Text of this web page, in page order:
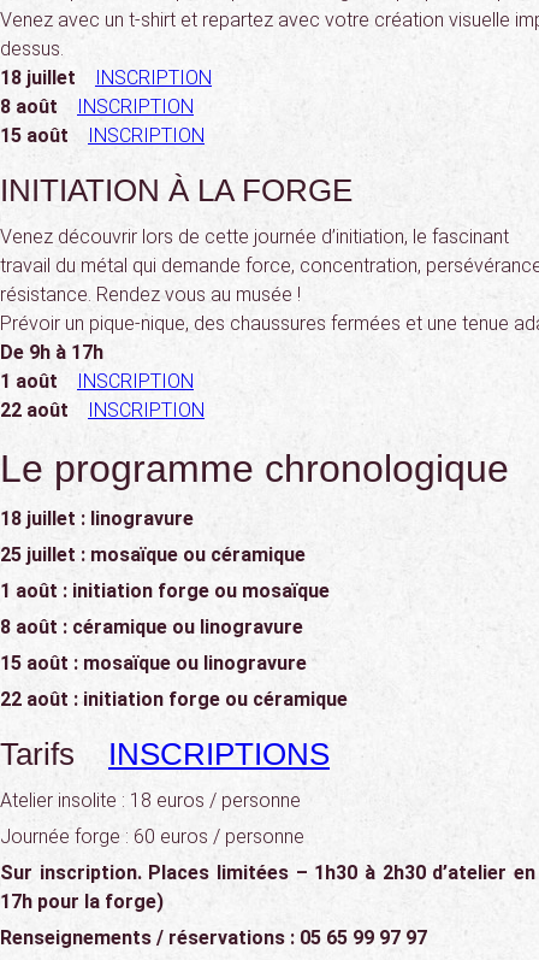
Venez avec un t-shirt et repartez avec votre création visuelle
dessus.
18 juillet
INSCRIPTION
8 août
INSCRIPTION
15 août
INSCRIPTION
INITIATION À LA FORGE
Venez découvrir lors de cette journée d’initiation, le fascinant
travail du métal qui demande force, concentration,
résistance. Rendez vous au musée !
Prévoir un pique-nique, des chaussures fermées et une tenue
De 9h à 17h
1 août
INSCRIPTION
22 août
INSCRIPTION
Le programme chronologique
18 juillet : linogravure
25 juillet : mosaïque ou céramique
1 août : initiation forge ou mosaïque
8 août : céramique ou linogravure
15 août : mosaïque ou linogravure
22 août : initiation forge ou céramique
Tarifs INSCRIPTIONS
Atelier insolite : 18 euros / personne
Journée forge : 60 euros / personne
Sur inscription. Places limitées – 1h30 à 2h30 d’atelier
17h pour la forge)
Renseignements / réservations : 05 65 99 97 97